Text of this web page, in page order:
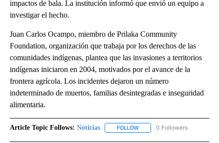
impactos de bala. La institución informó que envió un equipo a
investigar el hecho.
Juan Carlos Ocampo, miembro de Prilaka Community
Foundation, organización que trabaja por los derechos de las
comunidades indígenas, plantea que las invasiones a territorios
indígenas iniciaron en 2004, motivados por el avance de la
frontera agrícola. Los incidentes dejaron un número
indeterminado de muertos, familias desintegradas e inseguridad
alimentaria.
Article Topic Follows: Noticias FOLLOW FOLLOW "NOTICIAS" TO
0 Followers